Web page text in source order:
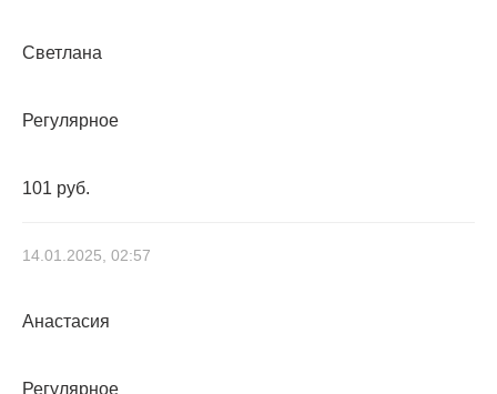
Светлана
Регулярное
101 руб.
14.01.2025, 02:57
Анастасия
Регулярное